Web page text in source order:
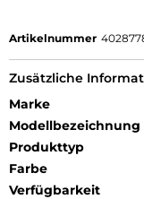
Artikelnummer
Zusätzliche
Marke
Modellbezeichnung
Produkttyp
Farbe
Verfügbarkeit